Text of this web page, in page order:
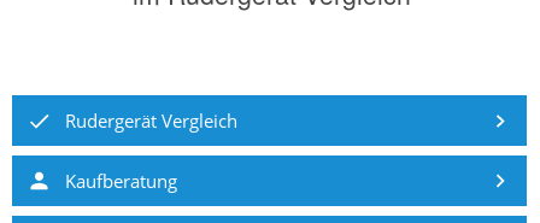
Rudergerät Vergleich
Kaufberatung